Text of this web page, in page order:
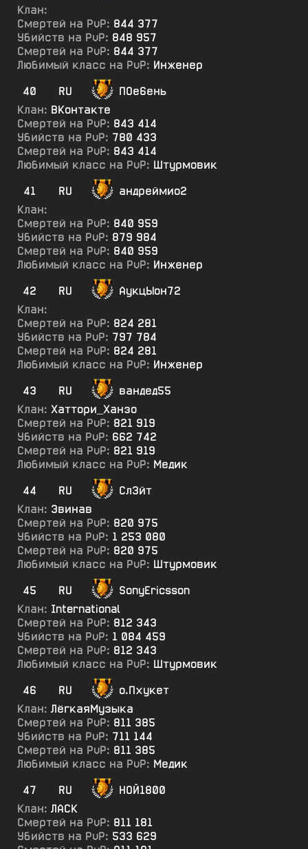
Клан:
Смертей на PvP: 844 377
Убийств на PvP: 848 957
Смертей на PvP: 844 377
Любимый класс на PvP: Инженер
40
RU
ПОе6ень
Клан: ВКонтакте
Смертей на PvP: 843 414
Убийств на PvP: 780 433
Смертей на PvP: 843 414
Любимый класс на PvP: Штурмовик
41
RU
андреймио2
Клан:
Смертей на PvP: 840 959
Убийств на PvP: 879 984
Смертей на PvP: 840 959
Любимый класс на PvP: Инженер
42
RU
АукцЫон72
Клан:
Смертей на PvP: 824 281
Убийств на PvP: 797 784
Смертей на PvP: 824 281
Любимый класс на PvP: Инженер
43
RU
вандед55
Клан: Хаттори_Ханзо
Смертей на PvP: 821 919
Убийств на PvP: 662 742
Смертей на PvP: 821 919
Любимый класс на PvP: Медик
44
RU
Сл3йт
Клан: Эвинав
Смертей на PvP: 820 975
Убийств на PvP: 1 253 080
Смертей на PvP: 820 975
Любимый класс на PvP: Штурмовик
45
RU
SonyEricsson
Клан: International
Смертей на PvP: 812 343
Убийств на PvP: 1 084 459
Смертей на PvP: 812 343
Любимый класс на PvP: Штурмовик
46
RU
о.Пхукет
Клан: ЛёгкаяМузыка
Смертей на PvP: 811 385
Убийств на PvP: 711 144
Смертей на PvP: 811 385
Любимый класс на PvP: Медик
47
RU
НОЙ1800
Клан: ЛАСК
Смертей на PvP: 811 181
Убийств на PvP: 533 629